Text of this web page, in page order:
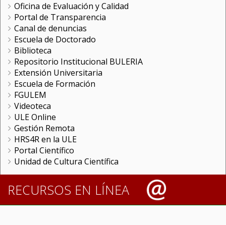
Oficina de Evaluación y Calidad
Portal de Transparencia
Canal de denuncias
Escuela de Doctorado
Biblioteca
Repositorio Institucional BULERIA
Extensión Universitaria
Escuela de Formación
FGULEM
Videoteca
ULE Online
Gestión Remota
HRS4R en la ULE
Portal Científico
Unidad de Cultura Científica
RECURSOS EN LÍNEA